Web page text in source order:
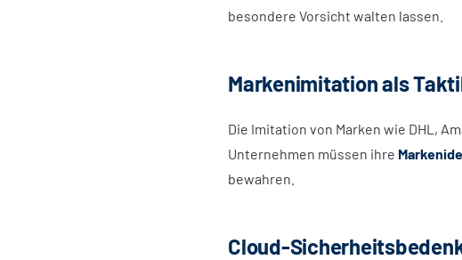
besondere Vorsicht walten lassen.
Markenimitation als
Die Imitation von Marken wie DHL,
Unternehmen müssen ihre
bewahren.
Cloud-